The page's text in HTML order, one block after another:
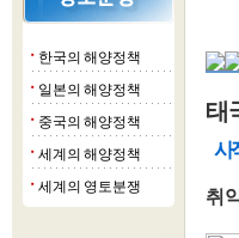
■ 한국의 해양정책
■ 일본의 해양정책
■ 중국의 해양정책
■ 세계의 해양정책
■ 세계의 영토분쟁
태
사
취